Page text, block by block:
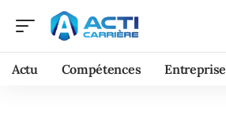
Actu Compétences Entreprise